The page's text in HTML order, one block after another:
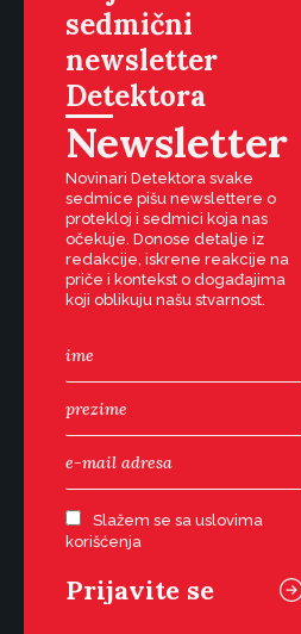
sedmični
newsletter
Detektora
Newsletter
Novinari Detektora svake
sedmice pišu newslettere o
protekloj i sedmici koja nas
očekuje. Donose detalje iz
redakcije, iskrene reakcije na
priče i kontekst o događajima
koji oblikuju našu stvarnost.
Slažem se sa uslovima
korišćenja